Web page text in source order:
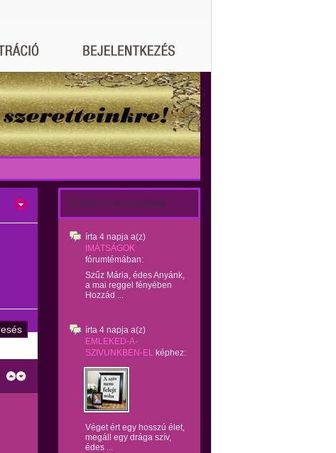
Ez történt a közösségben:
írta 4 napja a(z)
IMÁTSÁGOK
fórumtémában:
Szűz Mária, édes Anyánk,
a mai reggel fényében
Hozzád ...
írta 4 napja a(z)
EMLEKED-A-
SZIVUNKBEN-EL képhez:
Véget ért egy hosszú élet,
megáll egy drága szív,
édes ...